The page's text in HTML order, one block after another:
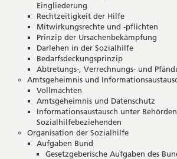
Eingliederung
Rechtzeitigkeit der Hilfe
Mitwirkungsrechte und -pflichten
Prinzip der Ursachenbekämpfung
Darlehen in der Sozialhilfe
Bedarfsdeckungsprinzip
Abtretungs-, Verrechnungs- und
Amtsgeheimnis und
Vollmachten
Amtsgeheimnis und Datenschutz
Informationsaustausch unter
Sozialhilfebeziehenden
Organisation der Sozialhilfe
Aufgaben Bund
Gesetzgeberische Aufgaben des